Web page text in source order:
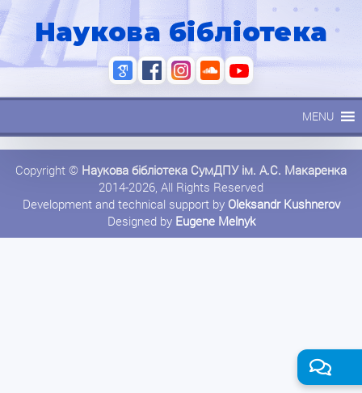
Наукова бібліотека
MENU
Copyright © Наукова бібліотека СумДПУ ім. А.С. Макаренка
2014-2026, All Rights Reserved
Development and technical support by Oleksandr Kushnerov
Designed by Eugene Melnyk